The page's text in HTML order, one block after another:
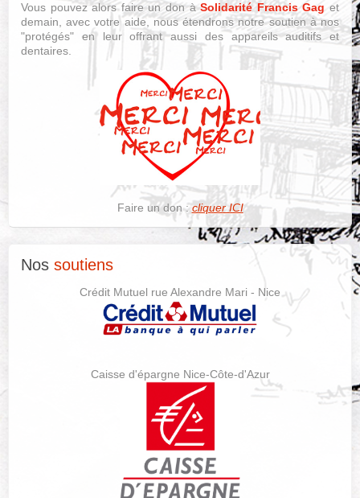
Vous pouvez alors faire un don àSolidarité Francis Gag et
demain, avec votre aide, nous étendrons notre soutien à nos
"protégés" en leur offrant aussi des appareils auditifs et
dentaires.
Faire un don :cliquer ICI
Nos soutiens
Crédit Mutuel rue Alexandre Mari - Nice
Caisse d'épargne Nice-Côte-d'Azur